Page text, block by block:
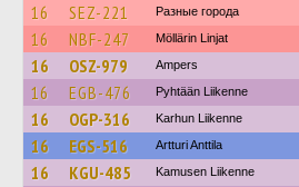
16 SEZ-221 Разные города
16 NBF-247 Möllärin Linjat
16 OSZ-979 Ampers
16 EGB-476 Pyhtään Liikenne
16 OGP-316 Karhun Liikenne
16 EGS-516 Artturi Anttila
16 KGU-485 Kamusen Liikenne